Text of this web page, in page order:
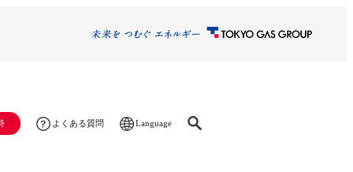
よくある質問 Language